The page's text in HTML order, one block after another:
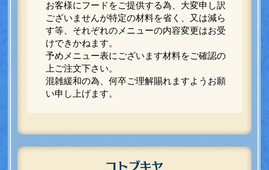
お客様にフードをご提供する為、大変申し訳
ございませんが特定の材料を省く、又は減ら
す等、それぞれのメニューの内容変更はお受
けできかねます。
予めメニュー表にございます材料をご確認の
上ご注文下さい。
混雑緩和の為、何卒ご理解賜れますようお願
い申し上げます。